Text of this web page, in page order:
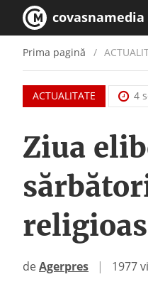
covasnamedia
Prima pagină
ACTUALITATE 4
Ziua
deAgerpres | 1977